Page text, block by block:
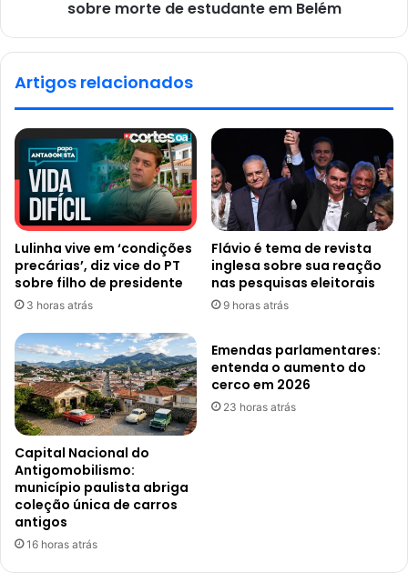
sobre morte de estudante em Belém
Artigos relacionados
Lulinha vive em ‘condições
precárias’, diz vice do PT
sobre filho de presidente
3 horas atrás
Flávio é tema de revista
inglesa sobre sua reação
nas pesquisas eleitorais
9 horas atrás
Capital Nacional do
Antigomobilismo:
município paulista abriga
coleção única de carros
antigos
16 horas atrás
Emendas parlamentares:
entenda o aumento do
cerco em 2026
23 horas atrás